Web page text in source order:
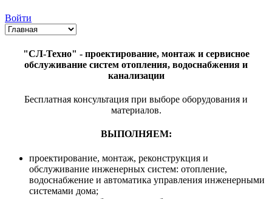
Войти
"СЛ-Техно" - проектирование, монтаж и сервисное
обслуживание систем отопления, водоснабжения и
канализации
Бесплатная консультация при выборе оборудования и
материалов.
ВЫПОЛНЯЕМ:
проектирование, монтаж, реконструкция и
обслуживание инженерных систем: отопление,
водоснабжение и автоматика управления инженерными
системами дома;